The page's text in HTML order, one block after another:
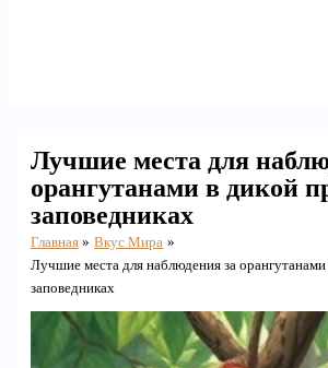
Лучшие места для
орангутанами в дикой
заповедниках
Главная
Вкус Мира
Лучшие места для наблюдения за
заповедниках